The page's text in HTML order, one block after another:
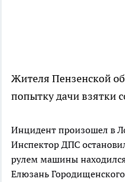
Жителя Пензенской
попытку дачи взятки
Инцидент произошел в
Инспектор ДПС
рулем машины
Елюзань